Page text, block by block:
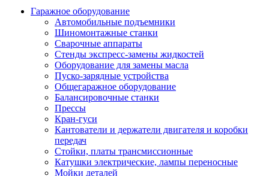
Гаражное оборудование
Автомобильные подъемники
Шиномонтажные станки
Сварочные аппараты
Стенды экспресс-замены жидкостей
Оборудование для замены масла
Пуско-зарядные устройства
Общегаражное оборудование
Балансировочные станки
Прессы
Кран-гуси
Кантователи и держатели двигателя и коробки
передач
Стойки, платы трансмиссионные
Катушки электрические, лампы переносные
Мойки деталей